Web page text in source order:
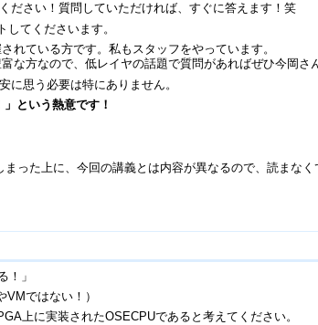
ださい！質問していただければ、すぐに答えます！笑
てくださいます。
れている方です。私もスタッフをやっています。
な方なので、低レイヤの話題で質問があればぜひ今岡さ
に思う必要は特にありません。
という熱意です！
った上に、今回の講義とは内容が異なるので、読まなく
！」
ではない！）
上に実装されたOSECPUであると考えてください。